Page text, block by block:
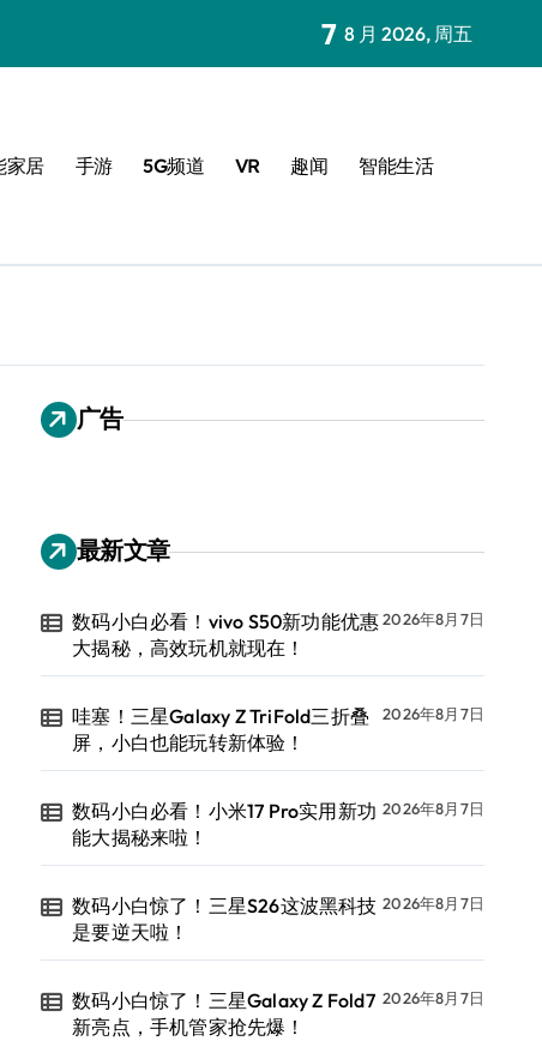
7 8 月 2026, 周五
家居 手游 5G频道 VR 趣闻 智能生活
广告
最新文章
数码小白必看！vivo S50新功能优惠
大揭秘，高效玩机就现在！
2026年8月7日
哇塞！三星Galaxy Z TriFold三折叠
屏，小白也能玩转新体验！
2026年8月7日
数码小白必看！小米17 Pro实用新功
能大揭秘来啦！
2026年8月7日
数码小白惊了！三星S26这波黑科技
是要逆天啦！
2026年8月7日
数码小白惊了！三星Galaxy Z Fold7
新亮点，手机管家抢先爆！
2026年8月7日